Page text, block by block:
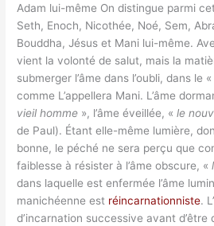
Adam lui-même On distingue parmi
Seth, Enoch, Nicothée, Noé, Sem,
Bouddha, Jésus et Mani lui-même.
vient la volonté de salut, mais la
submerger l’âme dans l’oubli, dans le «
comme L’appellera Mani. L’âme
vieil homme », l’âme éveillée, «le
de Paul). Étant elle-même lumière,
bonne, le péché ne sera perçu que
faiblesse à résister à l’âme obscure, «
dans laquelle est enfermée l’âme
manichéenne est réincarnationniste.
d’incarnation successive avant